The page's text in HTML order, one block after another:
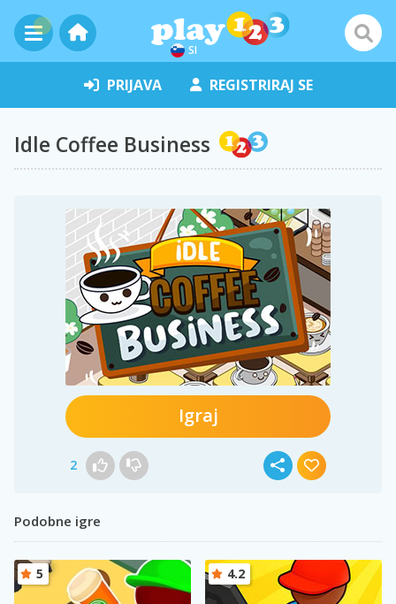
SI
PRIJAVA REGISTRIRAJ SE
Idle Coffee Business
Igraj
2
Podobne igre
5 4.2